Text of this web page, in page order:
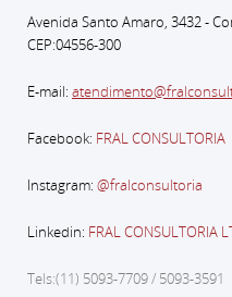
Avenida Santo Amaro, 3432 -
CEP:04556-300
E-mail:
Facebook: FRAL CONSULTORIA
Instagram: @fralconsultoria
Linkedin: FRAL CONSULTORIA
Tels:(11) 5093-7709 / 5093-3591